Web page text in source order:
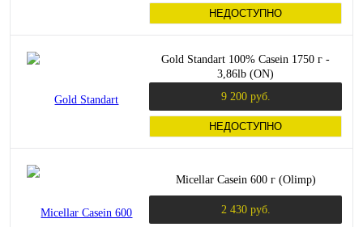
НЕДОСТУПНО
Gold Standart 100% Casein 1750 г -
3,86lb (ON)
9 200 руб.
НЕДОСТУПНО
Micellar Casein 600 г (Olimp)
2 430 руб.